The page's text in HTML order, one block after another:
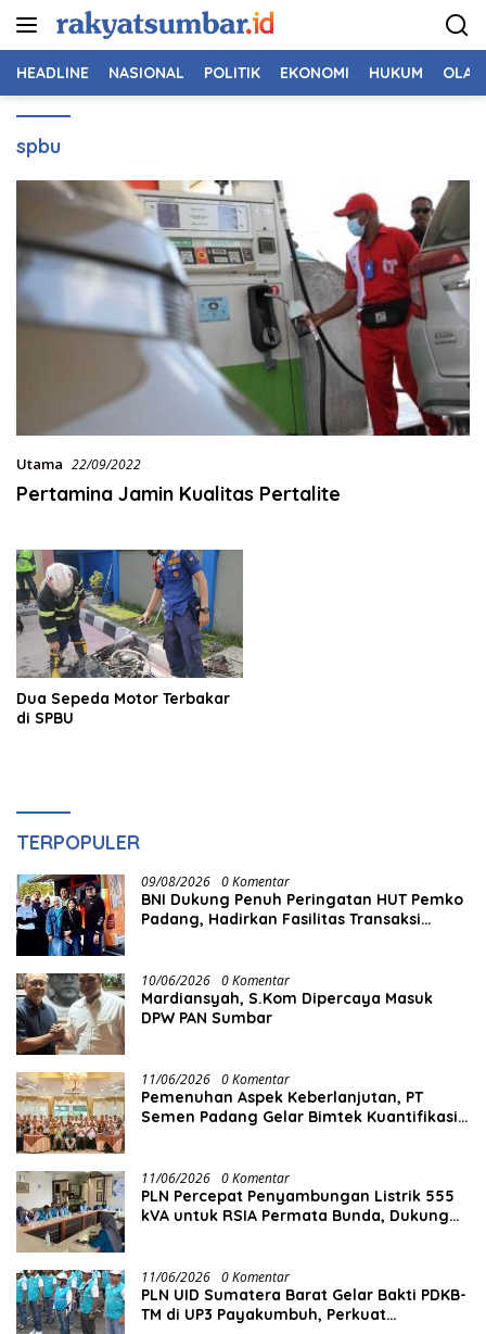
HEADLINE NASIONAL POLITIK EKONOMI HUKUM
spbu
Utama 22/09/2022
Pertamina Jamin Kualitas Pertalite
Dua Sepeda Motor Terbakar
di SPBU
TERPOPULER
09/08/2026 0 Komentar
BNI Dukung Penuh Peringatan HUT Pemko
Padang, Hadirkan Fasilitas Transaksi
10/06/2026 0 Komentar
Mardiansyah, S.Kom Dipercaya Masuk
DPW PAN Sumbar
11/06/2026 0 Komentar
Pemenuhan Aspek Keberlanjutan, PT
Semen Padang Gelar Bimtek Kuantifikasi
11/06/2026 0 Komentar
PLN Percepat Penyambungan Listrik 555
kVA untuk RSIA Permata Bunda, Dukung
11/06/2026 0 Komentar
PLN UID Sumatera Barat Gelar Bakti PDKB-
TM di UP3 Payakumbuh, Perkuat